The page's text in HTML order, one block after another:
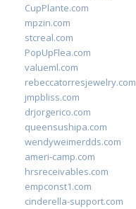
CupPlante.com
mpzin.com
stcreal.com
PopUpFlea.com
valueml.com
rebeccatorresjewelry.com
jmpbliss.com
drjorgerico.com
queensushipa.com
wendyweimerdds.com
ameri-camp.com
hrsreceivables.com
empconst1.com
cinderella-support.com